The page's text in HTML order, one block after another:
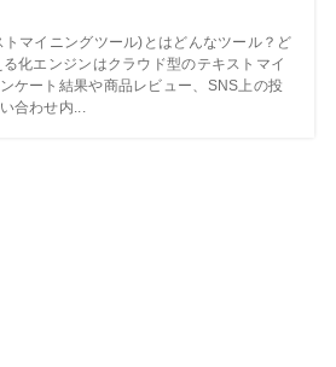
マイニングツール)とはどんなツール？ど
化エンジンはクラウド型のテキストマイ
ケート結果や商品レビュー、SNS上の投
合わせ内...